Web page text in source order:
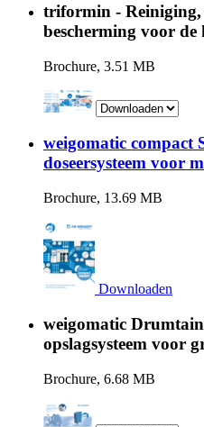
triformin - Reiniging,
bescherming voor de
Brochure, 3.51 MB
weigomatic compact
doseersysteem voor
Brochure, 13.69 MB
Downloaden
weigomatic
opslagsysteem voor
Brochure, 6.68 MB